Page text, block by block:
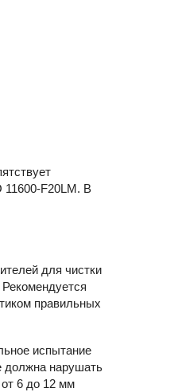
11600-F20LM. В
для чистки
правильных
испытание
должна нарушать
6 до 12 мм